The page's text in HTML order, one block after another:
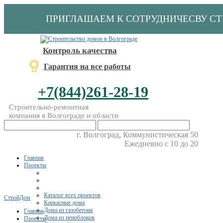
ПРИГЛАШАЕМ К СОТРУДНИЧЕСВУ
Контроль качества
Гарантия на все работы
+7(844)261-28-19
Строительно-ремонтная
компания в Волгограде и области
г. Волгоград, Коммунистическая 50
Ежедневно с 10 до 20
Главная
Проекты
Каталог всех проектов
Каркасные дома
Дома из газобетона
Дома из пеноблоков
СтройДом
Главная
Проекты